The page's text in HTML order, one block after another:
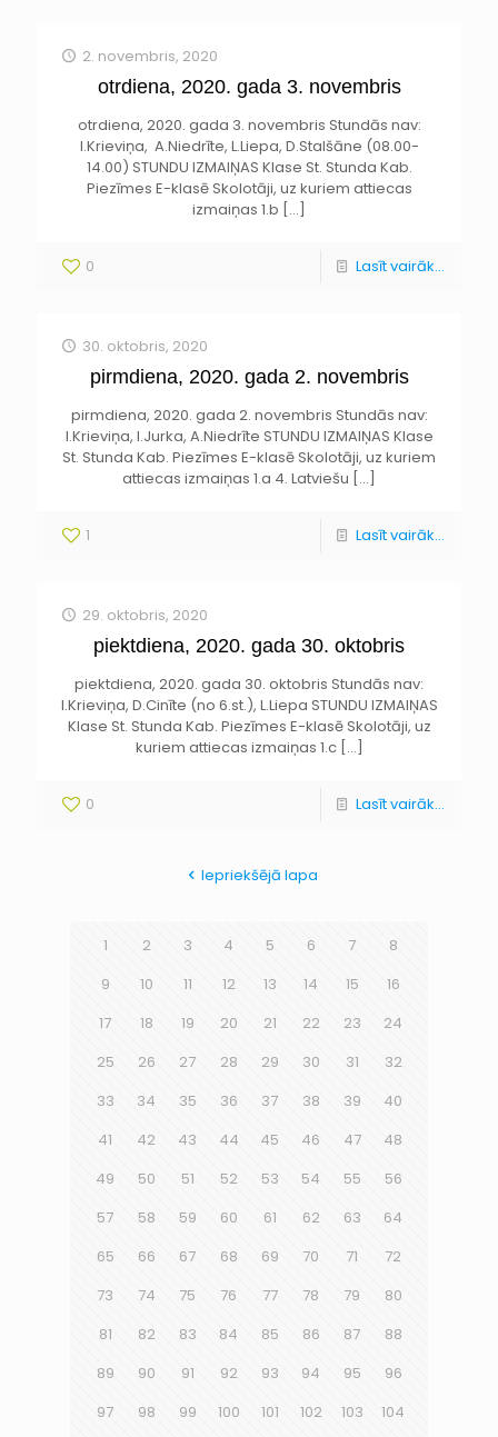
2. novembris, 2020
otrdiena, 2020. gada 3. novembris
otrdiena, 2020. gada 3. novembris Stundās nav:
I.Krieviņa, A.Niedrīte, L.Liepa, D.Stalšāne (08.00-
14.00) STUNDU IZMAIŅAS Klase St. Stunda Kab.
Piezīmes E-klasē Skolotāji, uz kuriem attiecas
izmaiņas 1.b […]
0 Lasīt vairāk...
30. oktobris, 2020
pirmdiena, 2020. gada 2. novembris
pirmdiena, 2020. gada 2. novembris Stundās nav:
I.Krieviņa, I.Jurka, A.Niedrīte STUNDU IZMAIŅAS Klase
St. Stunda Kab. Piezīmes E-klasē Skolotāji, uz kuriem
attiecas izmaiņas 1.a 4. Latviešu […]
1 Lasīt vairāk...
29. oktobris, 2020
piektdiena, 2020. gada 30. oktobris
piektdiena, 2020. gada 30. oktobris Stundās nav:
I.Krieviņa, D.Cinīte (no 6.st.), L.Liepa STUNDU IZMAIŅAS
Klase St. Stunda Kab. Piezīmes E-klasē Skolotāji, uz
kuriem attiecas izmaiņas 1.c[…]
0 Lasīt vairāk...
Iepriekšējā lapa
1 2 3 4 5 6 7
8
9
10 11 12 13 14 15
16
17
18 19 20 21 22 23
24
25
26 27 28 29 30 31
32
33
34 35 36 37 38 39
40
41
42 43 44 45 46 47
48
49
50 51 52 53 54 55
56
57
58 59 60 61 62 63
64
65
66 67 68 69 70 71
72
73
74 75 76 77 78 79
80
81
82 83 84 85 86 87
88
89
90 91 92 93 94 95
96
97
98 99 100 101 102 103
104